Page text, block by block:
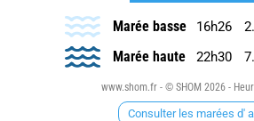
Marée basse 16h26
Marée haute 22h30
www.shom.fr - © SHOM 2026 -
Consulter les marées d'